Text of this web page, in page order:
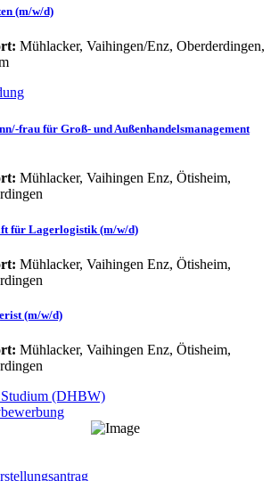
(m/w/d)
Mühlacker, Vaihingen/Enz, Oberderdingen,
frau für Groß- und Außenhandelsmanagement
Mühlacker, Vaihingen Enz, Ötisheim,
für Lagerlogistik (m/w/d)
Mühlacker, Vaihingen Enz, Ötisheim,
(m/w/d)
Mühlacker, Vaihingen Enz, Ötisheim,
(DHBW)